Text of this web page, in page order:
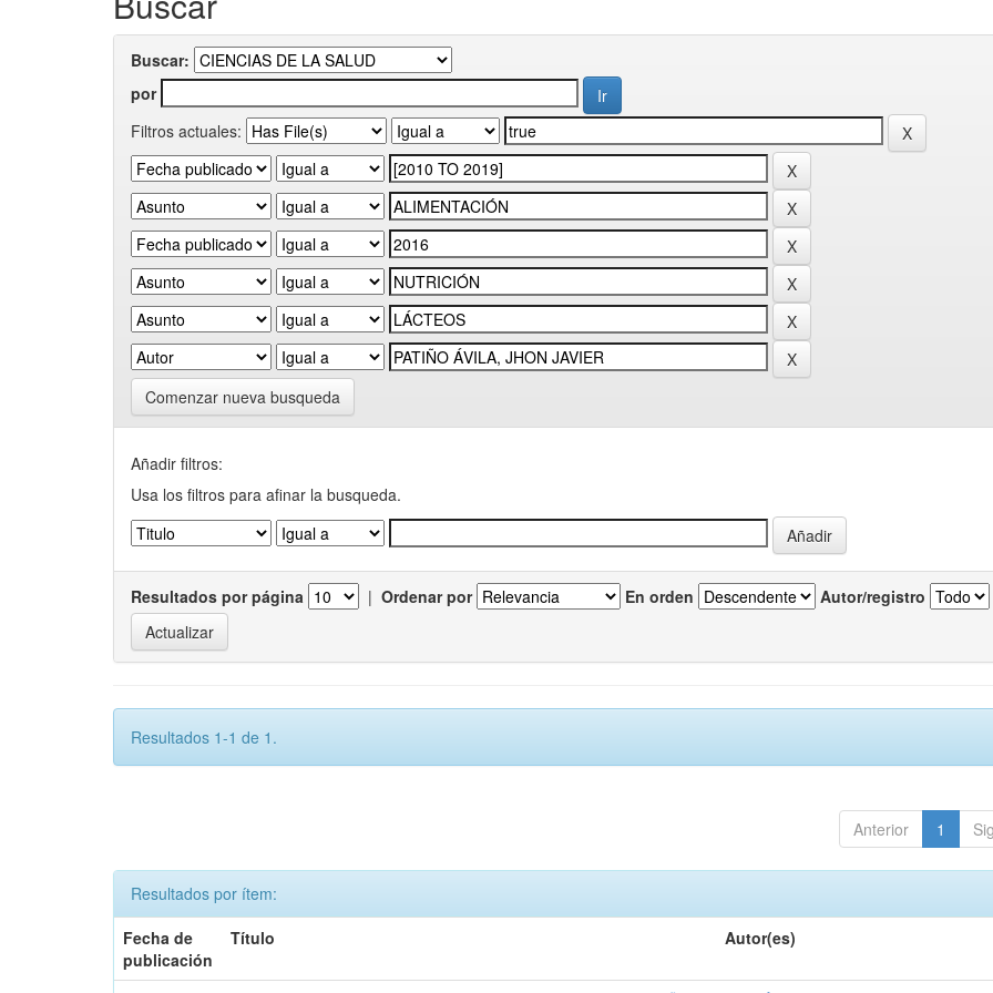
Buscar:
por
Filtros actuales:
Comenzar nueva busqueda
Añadir filtros:
Usa los filtros para afinar la busqueda.
Resultados por página | Ordenar por En orden Autor/registro
Resultados 1-1 de 1.
Anterior 1
Resultados por ítem:
Fecha de
publicación
Título Autor(es)